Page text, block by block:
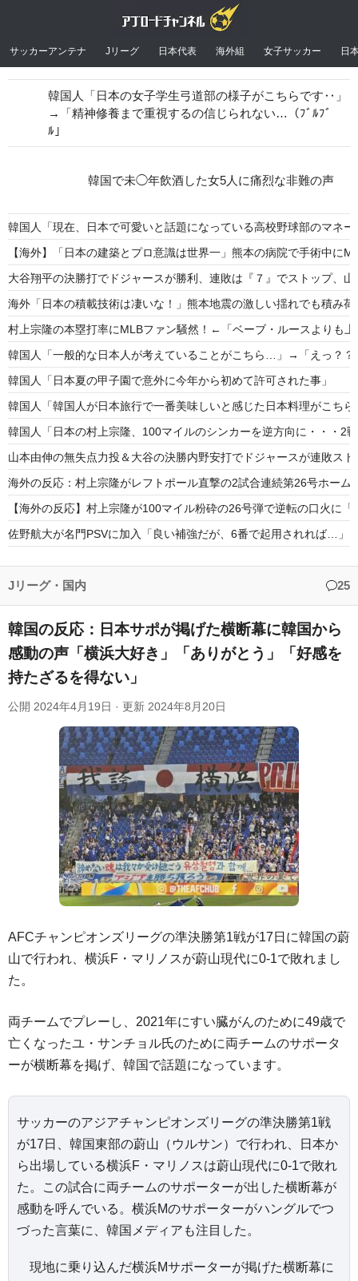
サッカーアンテナ Jリーグ 日本代表 海外組 女子サッカー 日
韓国人「現在、日本で可愛いと話題になっている高校野球部のマ
【海外】「日本の建築とプロ意識は世界一」熊本の病院で手術中に
大谷翔平の決勝打でドジャースが勝利、連敗は『７』でストップ、
海外「日本の積載技術は凄いな！」熊本地震の激しい揺れでも積み
村上宗隆の本塁打率にMLBファン騒然！←「ベーブ・ルースよりも
韓国人「一般的な日本人が考えていることがこちら…」→「えっ？
韓国人「日本夏の甲子園で意外に今年から初めて許可された事」
韓国人「韓国人が日本旅行で一番美味しいと感じた日本料理がこち
韓国人「日本の村上宗隆、100マイルのシンカーを逆方向に・・・
山本由伸の無失点力投＆大谷の決勝内野安打でドジャースが連敗ス
海外の反応：村上宗隆がレフトポール直撃の2試合連続第26号ホーム
【海外の反応】村上宗隆が100マイル粉砕の26号弾で逆転の口火に
佐野航大が名門PSVに加入「良い補強だが、6番で起用されれば…」
大谷翔平の延長10回勝ち越しタイムリー内野安打にMLBファン騒然
Powered by livedoor 相互RSS
韓国人「日本の女子学生弓道部の様子がこちらです‥」
→「精神修養まで重視するの信じられない…（ﾌﾞﾙﾌﾞ
ﾙ」
韓国で未◯年飲酒した女5人に痛烈な非難の声
Jリーグ・国内 25
韓国の反応：日本サポが掲げた横断幕に韓国から
感動の声「横浜大好き」「ありがとう」「好感を
持たざるを得ない」
公開 2024年4月19日 · 更新 2024年8月20日
AFCチャンピオンズリーグの準決勝第1戦が17日に韓国の蔚
山で行われ、横浜F・マリノスが蔚山現代に0-1で敗れまし
た。
両チームでプレーし、2021年にすい臓がんのために49歳で
亡くなったユ・サンチョル氏のために両チームのサポータ
ーが横断幕を掲げ、韓国で話題になっています。
サッカーのアジアチャンピオンズリーグの準決勝第1戦
が17日、韓国東部の蔚山（ウルサン）で行われ、日本か
ら出場している横浜F・マリノスは蔚山現代に0-1で敗れ
た。この試合に両チームのサポーターが出した横断幕が
感動を呼んでいる。横浜Mのサポーターがハングルでつ
づった言葉に、韓国メディアも注目した。
現地に乗り込んだ横浜Mサポーターが掲げた横断幕に